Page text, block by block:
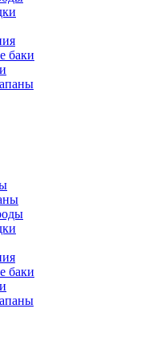
баки
баки